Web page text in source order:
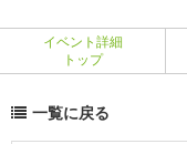
イベント詳細
トップ
一覧に戻る